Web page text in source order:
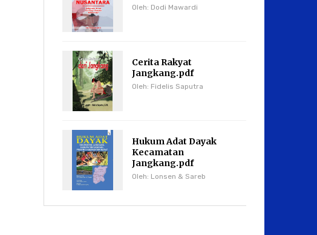
Oleh: Dodi Mawardi
Cerita Rakyat
Jangkang.pdf
Oleh: Fidelis Saputra
Hukum Adat Dayak
Kecamatan
Jangkang.pdf
Oleh: Lonsen & Sareb